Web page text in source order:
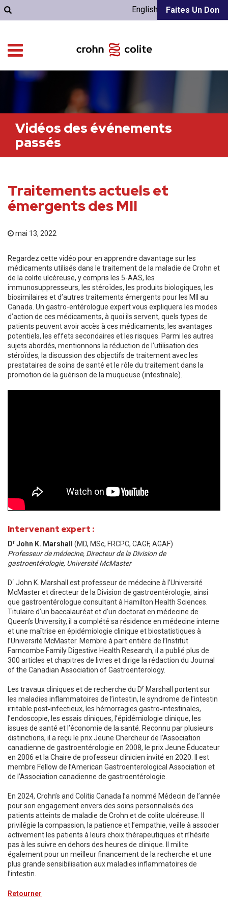
Faites Un Don
English
Vidéos des événements
passés
Traitements actuels et
émergents des MII
mai 13, 2022
Regardez cette vidéo pour en apprendre davantage sur les
médicaments utilisés dans le traitement de la maladie de Crohn et
de la colite ulcéreuse, y compris les 5-AAS, les
immunosuppresseurs, les stéroïdes, les produits biologiques, les
biosimilaires et d’autres traitements émergents pour les MII au
Canada. Un gastro-entérologue expert vous expliquera les modes
d’action de ces médicaments, à quoi ils servent, quels types de
patients peuvent avoir accès à ces médicaments, les avantages
potentiels, les effets secondaires et les risques. Parmi les autres
sujets abordés, mentionnons la réduction de l’utilisation des
stéroïdes, la discussion des objectifs de traitement avec les
prestataires de soins de santé et le rôle du traitement dans la
promotion de la guérison de la muqueuse (intestinale).
Intervenant expert :
Dr John K. Marshall
(MD, MSc, FRCPC, CAGF, AGAF)
Professeur de médecine, Directeur de la Division de
gastroentérologie, Université McMaster
Dr John K. Marshall est professeur de médecine à l’Université
McMaster et directeur de la Division de gastroentérologie, ainsi
que gastroentérologue consultant à Hamilton Health Sciences.
Titulaire d’un baccalauréat et d’un doctorat en médecine de
Queen’s University, il a complété sa résidence en médecine interne
et une maîtrise en épidémiologie clinique et biostatistiques à
l’Université McMaster. Membre à part entière de l’Institut
Farncombe Family Digestive Health Research, il a publié plus de
300 articles et chapitres de livres et dirige la rédaction du Journal
of the Canadian Association of Gastroenterology.
Les travaux cliniques et de recherche du Dr Marshall portent sur
les maladies inflammatoires de l’intestin, le syndrome de l’intestin
irritable post‑infectieux, les hémorragies gastro‑intestinales,
l’endoscopie, les essais cliniques, l’épidémiologie clinique, les
issues de santé et l’économie de la santé. Reconnu par plusieurs
distinctions, il a reçu le prix Jeune Chercheur de l’Association
canadienne de gastroentérologie en 2008, le prix Jeune Éducateur
en 2006 et la Chaire de professeur clinicien invité en 2020. Il est
membre Fellow de l’American Gastroenterological Association et
de l’Association canadienne de gastroentérologie.
En 2024, Crohn’s and Colitis Canada l’a nommé Médecin de l’année
pour son engagement envers des soins personnalisés des
patients atteints de maladie de Crohn et de colite ulcéreuse. Il
privilégie la compassion, la patience et l’empathie, veille à associer
activement les patients à leurs choix thérapeutiques et n’hésite
pas à les suivre en dehors des heures de clinique. Il milite
également pour un meilleur financement de la recherche et une
plus grande sensibilisation aux maladies inflammatoires de
l’intestin.
Retourner